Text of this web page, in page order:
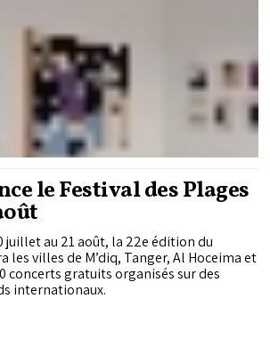
le Festival des Plages
juillet au 21 août, la 22e édition du
les villes de M’diq, Tanger, Al Hoceima et
concerts gratuits organisés sur des
internationaux.